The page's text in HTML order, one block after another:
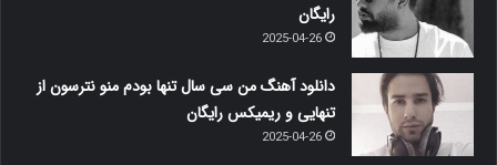
رایگان
2025-04-26
دانلود آهنگ من سی سال تنها بودم منو نترسون از
تنهایی و ریمیکس رایگان
2025-04-26